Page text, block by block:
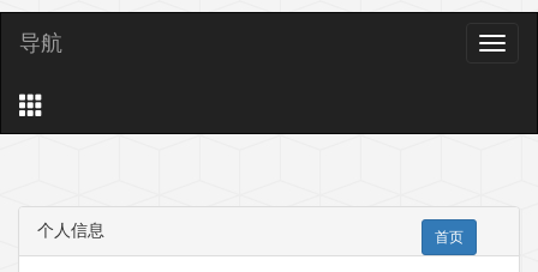
导
导航
个人信息 首页